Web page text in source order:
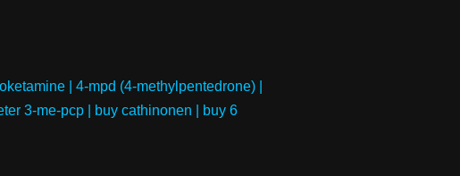
| 4-mpd (4-methylpentedrone) |
3-me-pcp | buy cathinonen | buy 6